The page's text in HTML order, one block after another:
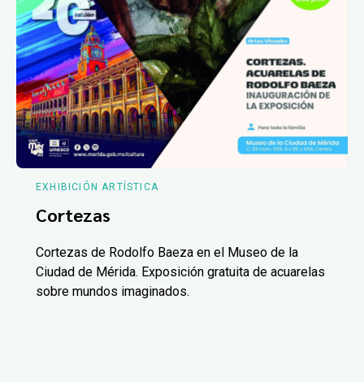
EXHIBICIÓN ARTÍSTICA
Cortezas
Cortezas de Rodolfo Baeza en el Museo de la
Ciudad de Mérida. Exposición gratuita de acuarelas
sobre mundos imaginados.